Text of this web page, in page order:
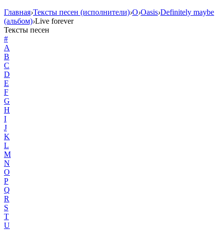
Главная›Тексты песен (исполнители)›O›Oasis›Definitely maybe
(альбом)›Live forever
Тексты песен
#
A
B
C
D
E
F
G
H
I
J
K
L
M
N
O
P
Q
R
S
T
U